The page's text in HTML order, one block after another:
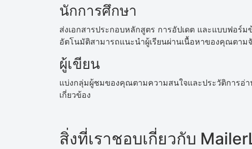
นักการศึกษา
ส่งเอกสารประกอบหลักสูตร การอัปเดต และแบบฟอร์
อัตโนมัติสามารถแนะนำผู้เรียนผ่านเนื้อหาของคุณตามจั
ผู้เขียน
แบ่งกลุ่มผู้ชมของคุณตามความสนใจและประวัติการอ่
เกี่ยวข้อง
สิ่งที่เราชอบเกี่ยวกับ